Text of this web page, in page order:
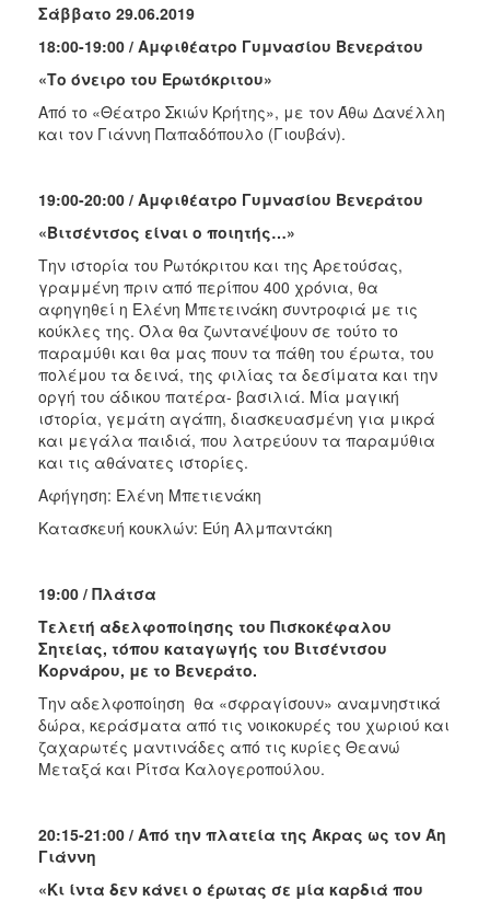
Σάββατο 29.06.2019
18:00-19:00 / Αμφιθέατρο Γυμνασίου Βενεράτου
«Το όνειρο του Ερωτόκριτου»
Από το «Θέατρο Σκιών Κρήτης», με τον Άθω Δανέλλη
και τον Γιάννη Παπαδόπουλο (Γιουβάν).
19:00-20:00 / Αμφιθέατρο Γυμνασίου Βενεράτου
«Βιτσέντσος είναι ο ποιητής…»
Την ιστορία του Ρωτόκριτου και της Αρετούσας,
γραμμένη πριν από περίπου 400 χρόνια, θα
αφηγηθεί η Ελένη Μπετεινάκη συντροφιά με τις
κούκλες της. Όλα θα ζωντανέψουν σε τούτο το
παραμύθι και θα μας πουν τα πάθη του έρωτα, του
πολέμου τα δεινά, της φιλίας τα δεσίματα και την
οργή του άδικου πατέρα- βασιλιά. Μία μαγική
ιστορία, γεμάτη αγάπη, διασκευασμένη για μικρά
και μεγάλα παιδιά, που λατρεύουν τα παραμύθια
και τις αθάνατες ιστορίες.
Αφήγηση: Ελένη Μπετιενάκη
Κατασκευή κουκλών: Εύη Αλμπαντάκη
19:00 / Πλάτσα
Τελετή αδελφοποίησης του Πισκοκέφαλου
Σητείας, τόπου καταγωγής του Βιτσέντσου
Κορνάρου, με το Βενεράτο.
Την αδελφοποίηση θα «σφραγίσουν» αναμνηστικά
δώρα, κεράσματα από τις νοικοκυρές του χωριού και
ζαχαρωτές μαντινάδες από τις κυρίες Θεανώ
Μεταξά και Ρίτσα Καλογεροπούλου.
20:15-21:00 / Από την πλατεία της Άκρας ως τον Άη
Γιάννη
«Κι ίντα δεν κάνει ο έρωτας σε μία καρδιά που